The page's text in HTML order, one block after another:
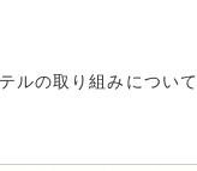
ルの取り組みについて